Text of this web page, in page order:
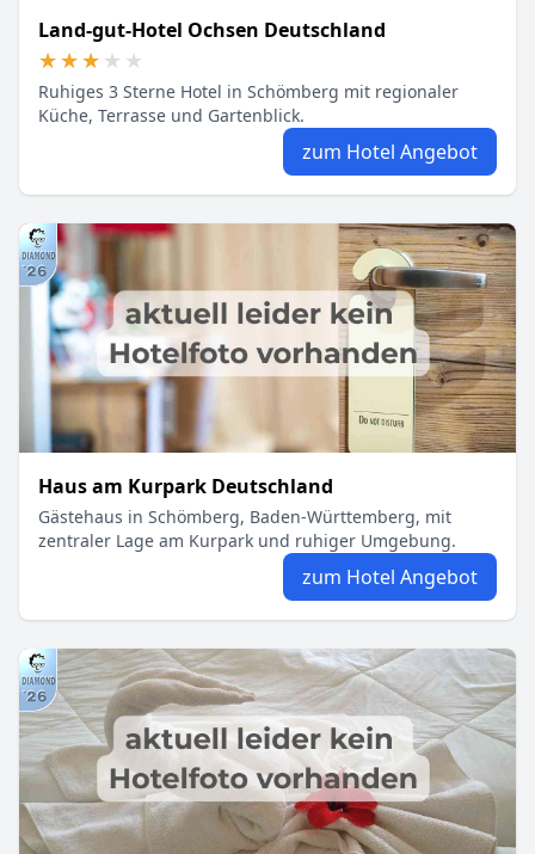
Land-gut-Hotel Ochsen Deutschland
★★★★★
★★★★★
Ruhiges 3 Sterne Hotel in Schömberg mit regionaler
Küche, Terrasse und Gartenblick.
zum Hotel Angebot
Haus am Kurpark Deutschland
Gästehaus in Schömberg, Baden-Württemberg, mit
zentraler Lage am Kurpark und ruhiger Umgebung.
zum Hotel Angebot